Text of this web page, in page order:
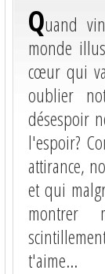
Quand
monde
cœur qui
oublier
désespoir
l'espoir?
attirance,
et qui
montrer
t'aime...